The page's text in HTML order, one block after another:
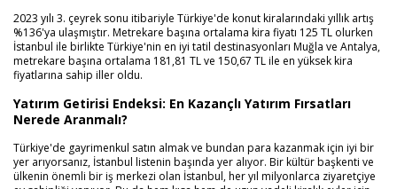
2023 yılı 3. çeyrek sonu itibariyle Türkiye'de konut kiralarındaki yıllık artış
%136'ya ulaşmıştır. Metrekare başına ortalama kira fiyatı 125 TL olurken
İstanbul ile birlikte Türkiye'nin en iyi tatil destinasyonları Muğla ve Antalya,
metrekare başına ortalama 181,81 TL ve 150,67 TL ile en yüksek kira
fiyatlarına sahip iller oldu.
Yatırım Getirisi Endeksi: En Kazançlı Yatırım Fırsatları
Nerede Aranmalı?
Türkiye'de gayrimenkul satın almak ve bundan para kazanmak için iyi bir
yer arıyorsanız, İstanbul listenin başında yer alıyor. Bir kültür başkenti ve
ülkenin önemli bir iş merkezi olan İstanbul, her yıl milyonlarca ziyaretçiye